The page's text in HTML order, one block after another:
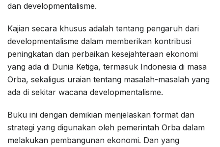
dan developmentalisme.
Kajian secara khusus adalah tentang pengaruh dari
developmentalisme dalam memberikan kontribusi
peningkatan dan perbaikan kesejahteraan ekonomi
yang ada di Dunia Ketiga, termasuk Indonesia di masa
Orba, sekaligus uraian tentang masalah-masalah yang
ada di sekitar wacana developmentalisme.
Buku ini dengan demikian menjelaskan format dan
strategi yang digunakan oleh pemerintah Orba dalam
melakukan pembangunan ekonomi. Dan yang